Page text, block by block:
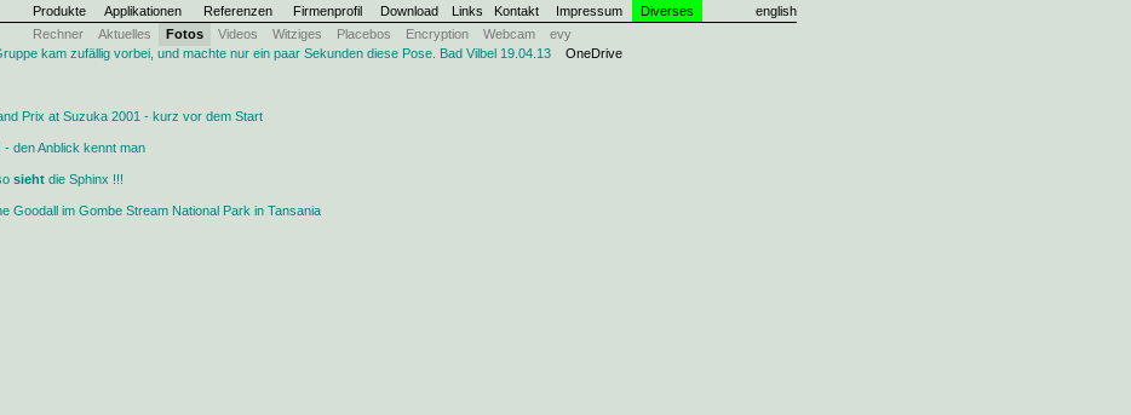
Produkte Applikationen Referenzen Firmenprofil Download Links Kontakt Impressum Diverses english
Rechner Aktuelles Fotos Videos Witziges Placebos Encryption Webcam
evy
kam zufällig vorbei, und machte nur ein paar Sekunden diese Pose. Bad Vilbel 19.04.13 OneDrive
Prix at Suzuka 2001 - kurz vor dem Start
den Anblick kennt man
sieht die Sphinx !!!
Goodall im Gombe Stream National Park in Tansania